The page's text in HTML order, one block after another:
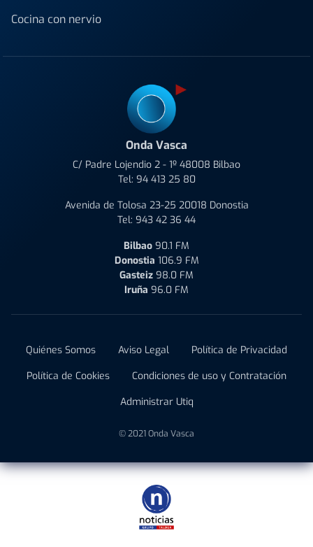
Cocina con nervio
Onda Vasca
C/ Padre Lojendio 2 - 1º 48008 Bilbao
Tel: 94 413 25 80
Avenida de Tolosa 23-25 20018 Donostia
Tel: 943 42 36 44
Bilbao 90.1 FM
Donostia 106.9 FM
Gasteiz 98.0 FM
Iruña 96.0 FM
Quiénes Somos Aviso Legal
Política de Privacidad
Política de Cookies
Condiciones de uso y Contratación
Administrar Utiq
© 2021 Onda Vasca